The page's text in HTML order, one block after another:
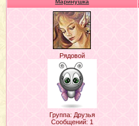
Маринушка
Рядовой
Группа: Друзья
Сообщений: 1